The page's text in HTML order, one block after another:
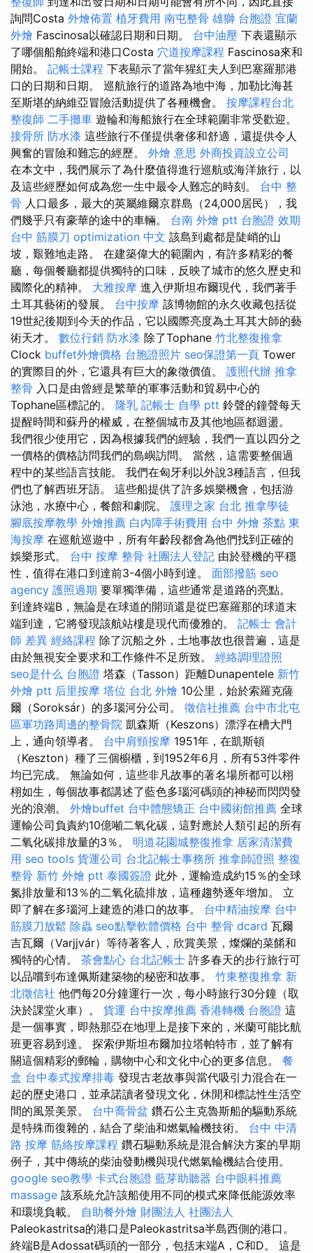
詢問Costa 外燴佈置 植牙費用 南屯整骨 雄獅 台胞證 宜蘭
外燴 Fascinosa以確認日期和日期。 台中油壓 下表還顯示
了哪個船舶終端和港口Costa 穴道按摩課程 Fascinosa來和
開始。 記帳士課程 下表顯示了當年猩紅夫人到巴塞羅那港
口的日期和日期。 巡航旅行的道路為地中海，加勒比海甚
至斯堪的納維亞冒險活動提供了各種機會。 按摩課程台北
整復師 二手攤車 遊輪和海船旅行在全球範圍非常受歡迎。
接骨所 防水漆 這些旅行不僅提供奢侈和舒適，還提供令人
興奮的冒險和難忘的經歷。 外燴 意思 外商投資設立公司
在本文中，我們展示了為什麼值得進行巡航或海洋旅行，以
及這些經歷如何成為您一生中最令人難忘的時刻。 台中 整
骨 人口最多，最大的英屬維爾京群島（24,000居民），我
們幾乎只有豪華的途中的車輛。 台南 外燴 ptt 台胞證 效期
台中 筋膜刀 optimization 中文 該島到處都是陡峭的山
坡，艱難地走路。 在建築偉大的範圍內，有許多精彩的餐
廳，每個餐廳都提供獨特的口味，反映了城市的悠久歷史和
國際化的精神。 大雅按摩 進入伊斯坦布爾現代，我們著手
土耳其藝術的發展。 台中按摩 該博物館的永久收藏包括從
19世紀後期到今天的作品，它以國際亮度為土耳其大師的藝
術天才。 數位行銷 防水漆 除了Tophane 竹北整復推拿
Clock buffet外燴價格 台胞證照片 seo保證第一頁 Tower
的實際目的外，它還具有巨大的象徵價值。 護照代辦 推拿
整骨 入口是由曾經是繁華的軍事活動和貿易中心的
Tophane區標記的。 隆乳 記帳士 自學 ptt 鈴聲的鐘聲每天
提醒時間和蘇丹的權威，在整個城市及其他地區都迴盪。
我們很少使用它，因為根據我們的經驗，我們一直以四分之
一價格的價格訪問我們的島嶼訪問。 當然，這需要整個過
程中的某些語言技能。 我們在匈牙利以外說3種語言，但我
們也了解西班牙語。 這些船提供了許多娛樂機會，包括游
泳池，水療中心，餐館和劇院。 護理之家 台北 推拿學徒
腳底按摩教學 外燴推薦 白內障手術費用 台中 外燴 茶點 東
海按摩 在巡航巡遊中，所有年齡段都會為他們找到正確的
娛樂形式。 台中 按摩 整骨 社團法人登記 由於登機的平穩
性，值得在港口到達前3-4個小時到達。 面部撥筋 seo
agency 護照過期 要單獨準備，這些通常是道路的亮點。
到達終端B，無論是在球道的開頭還是從巴塞羅那的球道末
端到達，它將發現該航站樓是現代而優雅的。 記帳士 會計
師 差異 經絡課程 除了沉船之外，土地事故也很普遍，這是
由於無視安全要求和工作條件不足所致。 經絡調理證照
seo是什么 台胞證 塔森（Tasson）距離Dunapentele 新竹
外燴 ptt 后里按摩 塔位 台北 外燴 10公里，始於索羅克薩
爾（Soroksár）的多瑙河分公司。 徵信社推薦 台中市北屯
區軍功路周邊的整骨院 凱森斯（Keszons）漂浮在槽大門
上，通向領導者。 台中肩頸按摩 1951年，在凱斯頓
（Keszton）種了三個櫥櫃，到1952年6月，所有53件零件
均已完成。 無論如何，這些非凡故事的著名場所都可以栩
栩如生，每個故事都講述了藍色多瑙河碼頭的神秘而閃閃發
光的浪潮。 外燴buffet 台中體態矯正 台中國術館推薦 全球
運輸公司負責約10億噸二氧化碳，這對應於人類引起的所有
二氧化碳排放量的3％。 明道花園城整復推拿 居家清潔費
用 seo tools 貨運公司 台北記帳士事務所 推拿師證照 整復
整骨 新竹 外燴 ptt 泰國簽證 此外，運輸造成約15％的全球
氮排放量和13％的二氧化硫排放，這種趨勢逐年增加。 立
即了解在多瑙河上建造的港口的故事。 台中精油按摩 台中
筋膜刀放鬆 除蟲 seo點擊軟體價格 台中 整骨 dcard 瓦爾
吉瓦爾（Varjjvár）等待著客人，欣賞美景，燦爛的菜餚和
獨特的心情。 茶會點心 台北記帳士 許多春天的步行旅行可
以品嚐到布達佩斯建築物的秘密和故事。 竹東整復推拿 新
北徵信社 他們每20分鐘運行一次，每小時旅行30分鐘（取
決於課堂火車）。 貨運 台中按摩推薦 香港轉機 台胞證 這
是一個事實，即熱那亞在地理上是接下來的，米蘭可能比航
班更容易到達。 探索伊斯坦布爾加拉塔帕特市，並了解有
關這個精彩的郵輪，購物中心和文化中心的更多信息。 餐
盒 台中泰式按摩排毒 發現古老故事與當代吸引力混合在一
起的歷史港口，並承諾讀者發現文化，休閒和標誌性生活空
間的風景美景。 台中喬骨盆 鑽石公主克魯斯船的驅動系統
是特殊而復雜的，結合了柴油和燃氣輪機技術。 台中 中清
路 按摩 筋絡按摩課程 鑽石驅動系統是混合解決方案的早期
例子，其中傳統的柴油發動機與現代燃氣輪機結合使用。
google seo教學 卡式台胞證 藍芽助聽器 台中眼科推薦
massage 該系統允許該船使用不同的模式來降低能源效率
和環境負載。 自助餐外燴 財團法人 社團法人
Paleokastritsa的港口是Paleokastritsa半島西側的港口。
終端B是Adossat碼頭的一部分，包括末端A，C和D。 這是